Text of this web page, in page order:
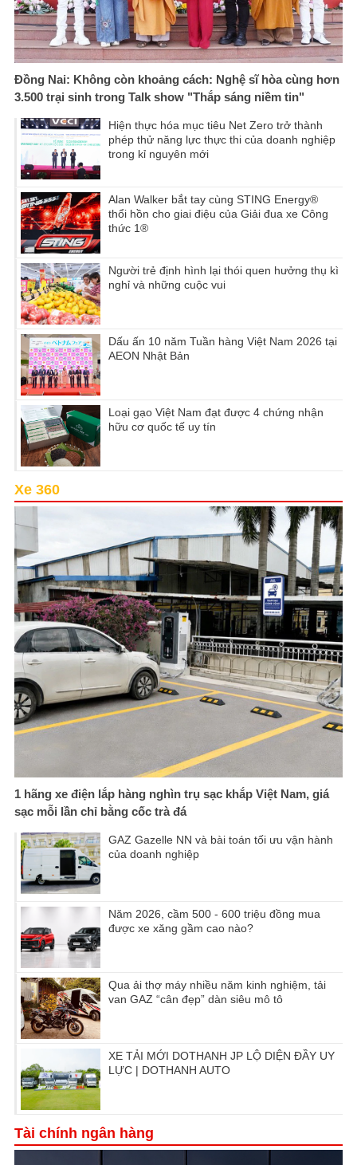
Đồng Nai: Không còn khoảng cách: Nghệ sĩ hòa cùng hơn
3.500 trại sinh trong Talk show "Thắp sáng niềm tin"
Hiện thực hóa mục tiêu Net Zero trở thành
phép thử năng lực thực thi của doanh nghiệp
trong kỉ nguyên mới
Alan Walker bắt tay cùng STING Energy®
thổi hồn cho giai điệu của Giải đua xe Công
thức 1®
Người trẻ định hình lại thói quen hưởng thụ kì
nghỉ và những cuộc vui
Dấu ấn 10 năm Tuần hàng Việt Nam 2026 tại
AEON Nhật Bản
Loại gạo Việt Nam đạt được 4 chứng nhận
hữu cơ quốc tế uy tín
Xe 360
1 hãng xe điện lắp hàng nghìn trụ sạc khắp Việt Nam, giá
sạc mỗi lần chỉ bằng cốc trà đá
GAZ Gazelle NN và bài toán tối ưu vận hành
của doanh nghiệp
Năm 2026, cầm 500 - 600 triệu đồng mua
được xe xăng gầm cao nào?
Qua ải thợ máy nhiều năm kinh nghiệm, tải
van GAZ “cân đẹp” dàn siêu mô tô
XE TẢI MỚI DOTHANH JP LỘ DIỆN ĐẦY UY
LỰC | DOTHANH AUTO
Tài chính ngân hàng